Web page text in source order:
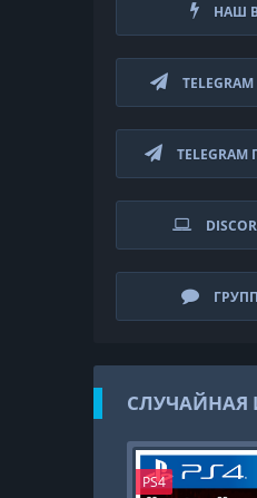
НАШ
СЛУЧАЙНАЯ
PS4